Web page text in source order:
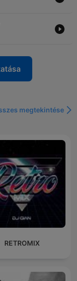
megtekintése
RETROMIX